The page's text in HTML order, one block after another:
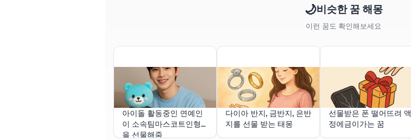
🌙비슷한 꿈 해몽
이런 꿈도 확인해보세요
아이돌 활동중인 연예인
이 소속팀마스코트인형
을 선물해줌
다이아 반지, 금반지, 은반
지를 선물 받는 태몽
선물받은 폰 떨어뜨려 액
정에금이가는 꿈